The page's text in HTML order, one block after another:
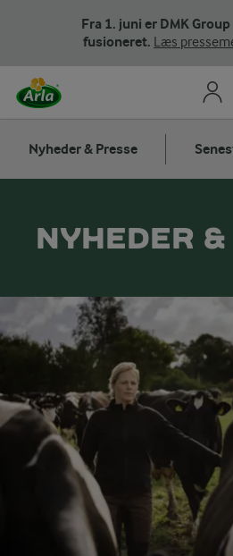
Fra 1. juni er DMK
fusioneret. Læs
Nyheder & Presse
NYHEDER